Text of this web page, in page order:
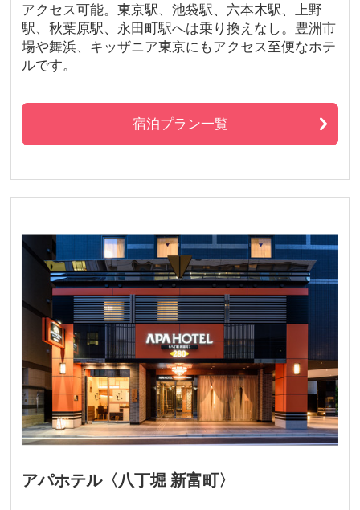
アクセス可能。東京駅、池袋駅、六本木駅、上野
駅、秋葉原駅、永田町駅へは乗り換えなし。豊洲市
場や舞浜、キッザニア東京にもアクセス至便なホテ
ルです。
宿泊プラン一覧
アパホテル〈八丁堀 新富町〉